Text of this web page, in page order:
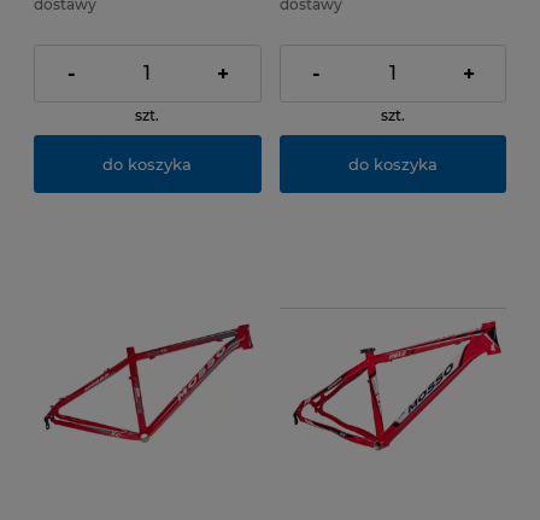
dostawy
- +
szt.
do koszyka
dostawy
- +
szt.
do koszyka